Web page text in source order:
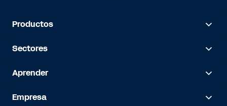
Productos
Sectores
Aprender
Empresa